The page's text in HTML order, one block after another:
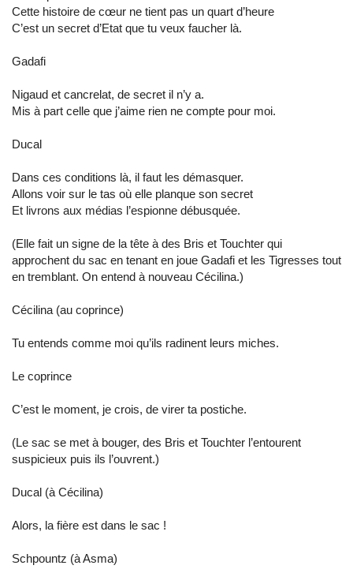
Cette histoire de cœur ne tient pas un quart d’heure
C’est un secret d’Etat que tu veux faucher là.
Gadafi
Nigaud et cancrelat, de secret il n’y a.
Mis à part celle que j’aime rien ne compte pour moi.
Ducal
Dans ces conditions là, il faut les démasquer.
Allons voir sur le tas où elle planque son secret
Et livrons aux médias l’espionne débusquée.
(Elle fait un signe de la tête à des Bris et Touchter qui
approchent du sac en tenant en joue Gadafi et les Tigresses tout
en tremblant. On entend à nouveau Cécilina.)
Cécilina (au coprince)
Tu entends comme moi qu’ils radinent leurs miches.
Le coprince
C’est le moment, je crois, de virer ta postiche.
(Le sac se met à bouger, des Bris et Touchter l’entourent
suspicieux puis ils l’ouvrent.)
Ducal (à Cécilina)
Alors, la fière est dans le sac !
Schpountz (à Asma)